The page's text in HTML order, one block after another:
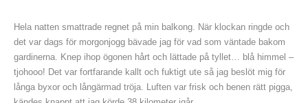
Hela natten smattrade regnet på min balkong. När klockan ringde och
det var dags för morgonjogg bävade jag för vad som väntade bakom
gardinerna. Knep ihop ögonen hårt och lättade på tyllet… blå himmel –
tjohooo! Det var fortfarande kallt och fuktigt ute så jag beslöt mig för
långa byxor och långärmad tröja. Luften var frisk och benen rätt pigga,